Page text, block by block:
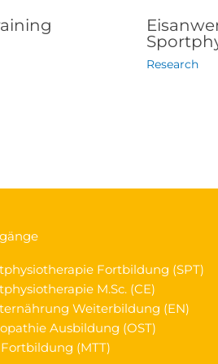
Research
Fortbildung (SPT)
M.Sc. (CE)
Weiterbildung (EN)
Ausbildung (OST)
Fortbildung (MTT)